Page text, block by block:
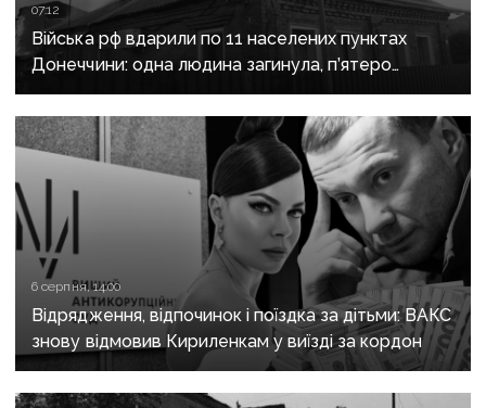
07:12
Війська рф вдарили по 11 населених пунктах
Донеччини: одна людина загинула, п’ятеро
поранені
6 серпня, 14:00
Відрядження, відпочинок і поїздка за дітьми: ВАКС
знову відмовив Кириленкам у виїзді за кордон